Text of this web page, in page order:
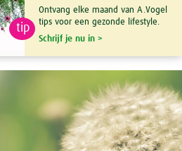
tip
Ontvang elke maand van A.Vogel
tips voor een gezonde lifestyle.
Schrijf je nu in >